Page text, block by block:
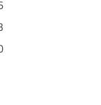
Paoli) //